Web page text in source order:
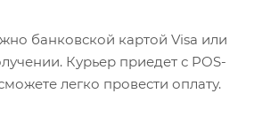
банковской картой Visa или
Курьер приедет с POS-
легко провести оплату.